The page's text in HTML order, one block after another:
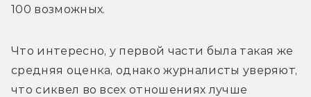
100 возможных.
Что интересно, у первой части была такая же
средняя оценка, однако журналисты уверяют,
что сиквел во всех отношениях лучше